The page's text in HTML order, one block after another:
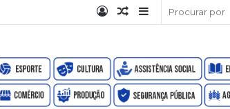
Barra
Artigo
Entrar